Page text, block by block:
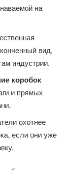
на
вид,
индустрии.
коробок
и прямых
охотнее
если они уже